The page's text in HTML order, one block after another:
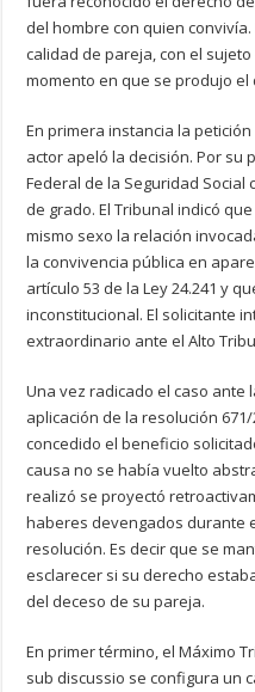
del hombre con quien
calidad de pareja, con el
momento en que se produjo el
En primera instancia la
actor apeló la decisión. Por su
Federal de la Seguridad
de grado. El Tribunal indicó
mismo sexo la relación
la convivencia pública en
artículo 53 de la Ley 24.241 y
inconstitucional. El solicitante
extraordinario ante el Alto
Una vez radicado el caso ante
aplicación de la resolución
concedido el beneficio
causa no se había vuelto
realizó se proyectó
haberes devengados durante
resolución. Es decir que se
esclarecer si su derecho
del deceso de su pareja.
En primer término, el Máximo
sub discussio se configura un